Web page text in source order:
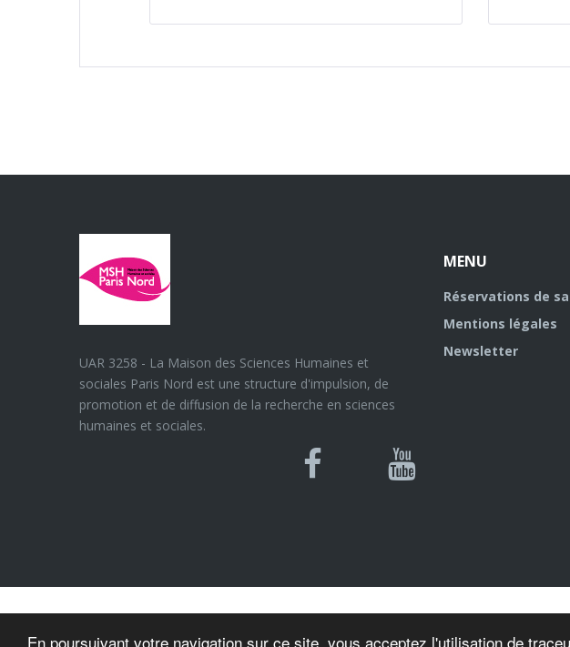
En poursuivant votre navigation sur ce site, vous acceptez l'utilisation de
UAR 3258 - La Maison des Sciences Humaines et
sociales Paris Nord est une structure d'impulsion, de
promotion et de diffusion de la recherche en sciences
humaines et sociales.
Bluesky
Canal
MENU
Réservations de
Mentions légales
Newsletter